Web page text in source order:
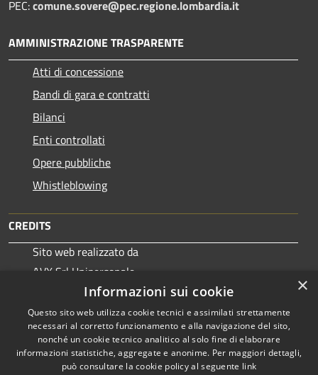
PEC:comune.sovere@pec.regione.lombardia.it
AMMINISTRAZIONE TRASPARENTE
Atti di concessione
Bandi di gara e contratti
Bilanci
Enti controllati
Opere pubbliche
Whistleblowing
CREDITS
Sito web realizzato da
AVX Srl Unipersonale
RSS
Copyright © 2026 • Comune di
×
Informazioni sui cookie
Questo sito web utilizza cookie tecnici e assimilati strettamente
necessari al corretto funzionamento e alla navigazione del sito,
nonché un cookie tecnico analitico al solo fine di elaborare
informazioni statistiche, aggregate e anonime. Per maggiori dettagli,
può consultare la cookie policy al seguente link